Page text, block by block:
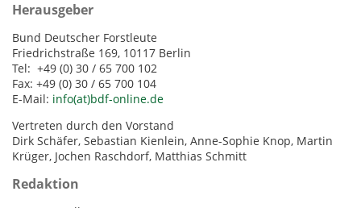
Herausgeber
Bund Deutscher Forstleute
Friedrichstraße 169, 10117 Berlin
Tel: +49 (0) 30 / 65 700 102
Fax: +49 (0) 30 / 65 700 104
E-Mail: info(at)bdf-online.de
Vertreten durch den Vorstand
Dirk Schäfer, Sebastian Kienlein, Anne-Sophie Knop, Martin
Krüger, Jochen Raschdorf, Matthias Schmitt
Redaktion